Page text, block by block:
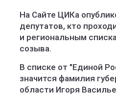
На Сайте ЦИКа
депутатов, кто
и региональным
созыва.
В списке от "Единой
значится фамилия
области Игоря